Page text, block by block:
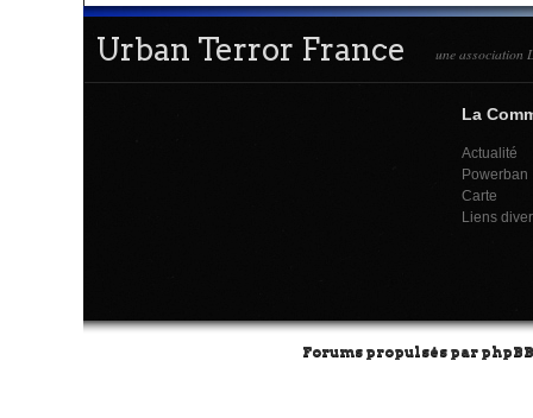
Urban Terror France une association
La
Actualité
Powerban
Carte
Liens
Forums propulsés par phpBB